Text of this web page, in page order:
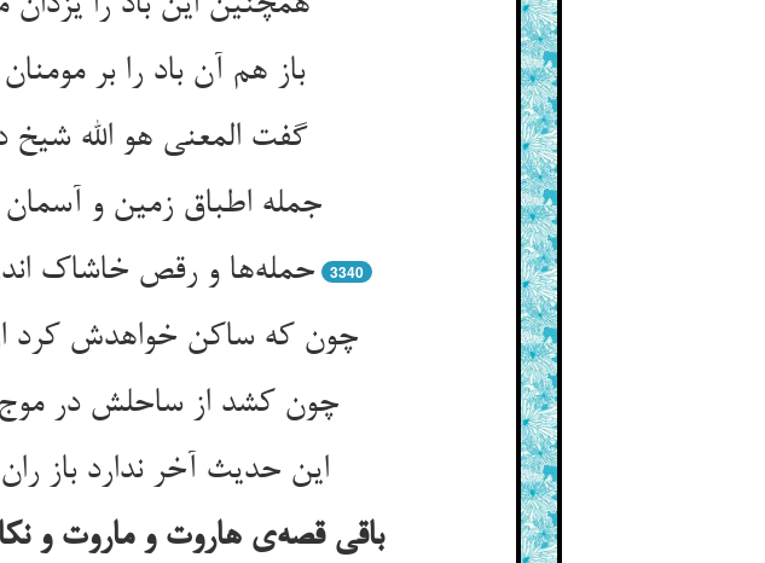
گفت المعنی هو الله شیخ دین ** بحر معنیهای رب العالمین‌‌
جمله اطباق زمین و آسمان ** همچو خاشاکی در آن بحر روان‌‌
حمله‌‌ها و رقص خاشاک اندر آب ** هم ز آب آمد به وقت اضطراب‌‌
3340
چون که ساکن خواهدش کرد